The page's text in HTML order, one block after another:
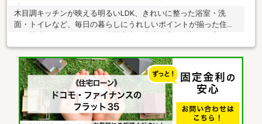
木目調キッチンが映える明るいLDK、きれいに整った浴室・洗
面・トイレなど、毎日の暮らしにうれしいポイントが揃った住ま
すすめです。現地で室内の明るさや使いやすさをぜひご確認くだ
さい。